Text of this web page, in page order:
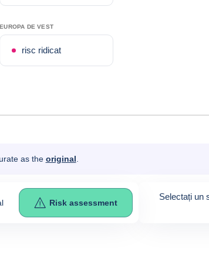
EUROPA DE VEST
risc ridicat
as the original
Risk assessment
Selectați un